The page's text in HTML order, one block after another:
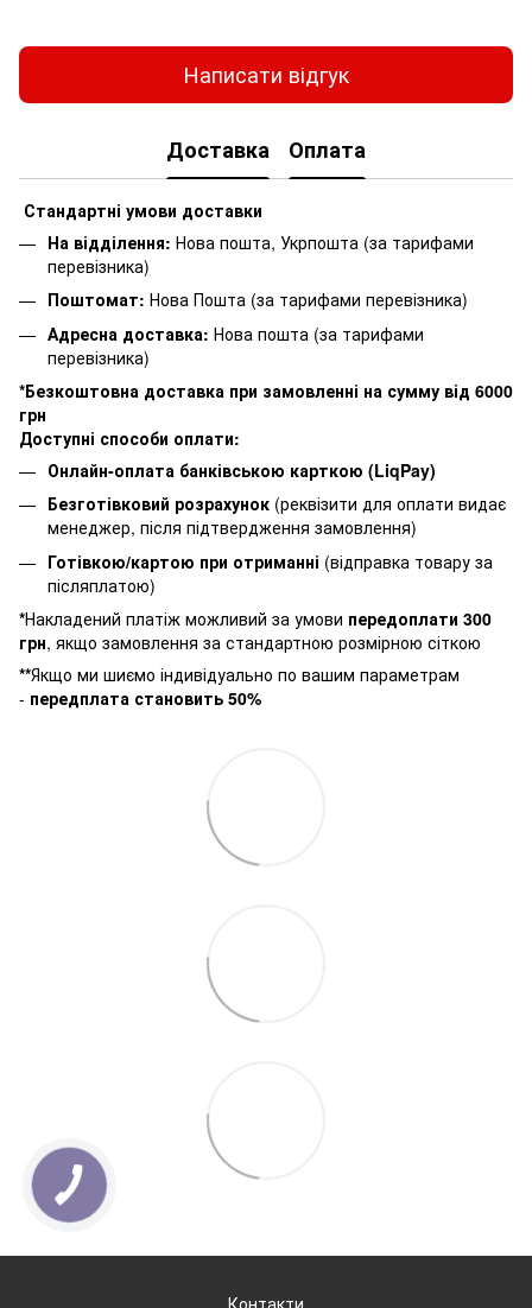
Написати відгук
Доставка Оплата
Стандартні умови доставки
На відділення: Нова пошта, Укрпошта (за тарифами
перевізника)
Поштомат: Нова Пошта (за тарифами перевізника)
Адресна доставка: Нова пошта (за тарифами
перевізника)
*Безкоштовна доставка при замовленні на сумму від 6000
грн
Доступні способи оплати:
Онлайн-оплата банківською карткою (LiqPay)
Безготівковий розрахунок (реквізити для оплати видає
менеджер, після підтвердження замовлення)
Готівкою/картою при отриманні (відправка товару за
післяплатою)
*Накладений платіж можливий за умови передоплати 300
грн, якщо замовлення за стандартною розмірною сіткою
**Якщо ми шиємо індивідуально по вашим параметрам
- передплата становить 50%